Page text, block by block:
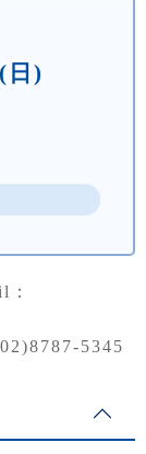
日)
5345